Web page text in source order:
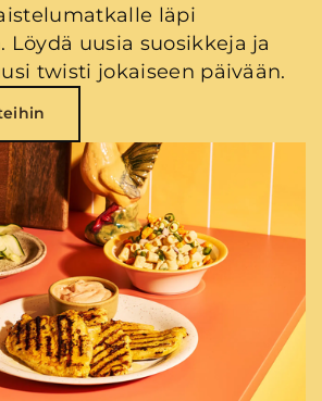
läpi
Löydä uusia suosikkeja ja
twisti jokaiseen päivään.